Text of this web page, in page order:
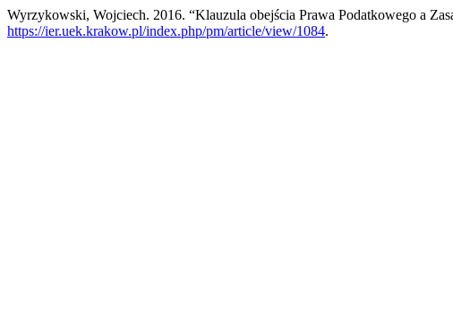
Wyrzykowski, Wojciech. 2016. “Klauzula obejścia Prawa Podatkowego a
https://ier.uek.krakow.pl/index.php/pm/article/view/1084.